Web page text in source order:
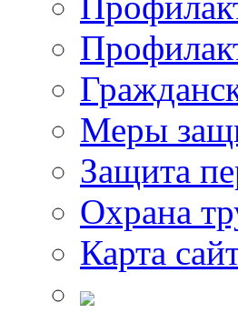
Меры
Защита
Охрана
Карта